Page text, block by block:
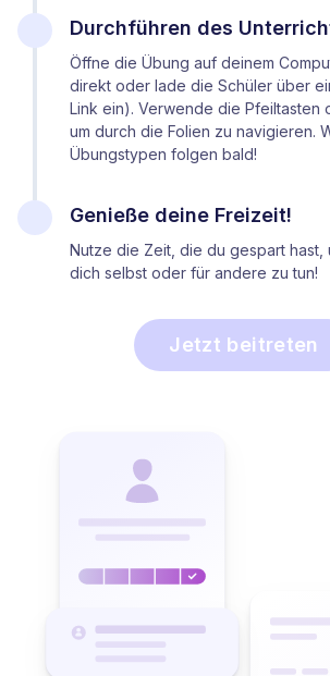
Durchführen des
Öffne die Übung auf deinem
direkt oder lade die Schüler über
Link ein). Verwende die Pfeiltasten
um durch die Folien zu navigieren.
Übungstypen folgen bald!
Genieße deine Freizeit!
Nutze die Zeit, die du gespart hast,
dich selbst oder für andere zu tun!
Jetzt beitreten